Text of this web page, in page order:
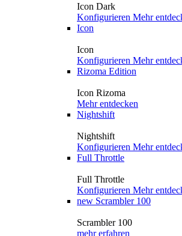
Icon Dark
Konfigurieren Mehr
Icon
Icon
Konfigurieren Mehr
Rizoma Edition
Icon Rizoma
Mehr entdecken
Nightshift
Nightshift
Konfigurieren Mehr
Full Throttle
Full Throttle
Konfigurieren Mehr
new Scrambler 100
Scrambler 100
mehr erfahren